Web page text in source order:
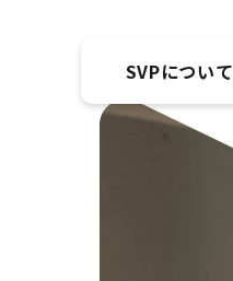
SVPについて